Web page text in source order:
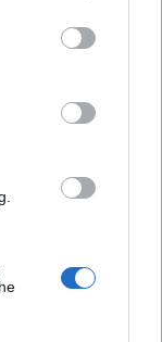
may click to
party tags to
below Google